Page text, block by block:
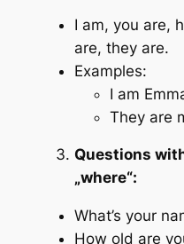
I am, you are,
are, they are.
Examples:
I am
They are
Questions
„where“:
What’s your
How old are